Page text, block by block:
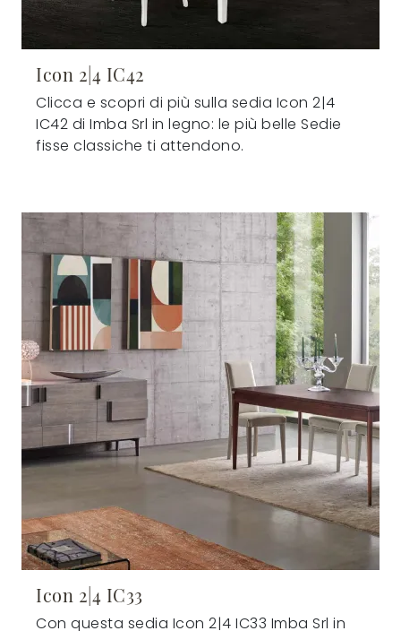
Icon 2|4 IC42
Clicca e scopri di più sulla sedia Icon 2|4
IC42 di Imba Srl in legno: le più belle Sedie
fisse classiche ti attendono.
Icon 2|4 IC33
Con questa sedia Icon 2|4 IC33 Imba Srl in